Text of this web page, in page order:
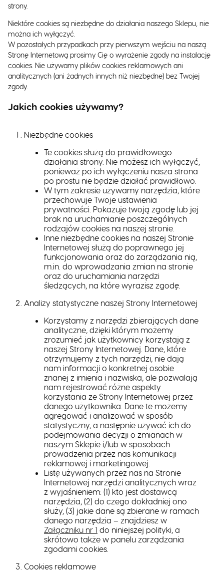
strony.
Niektóre cookies są niezbędne do działania naszego Sklepu, nie
można ich wyłączyć.
W pozostałych przypadkach przy pierwszym wejściu na naszą
Stronę Internetową prosimy Cię o wyrażenie zgody na instalację
cookies. Nie używamy plików cookies reklamowych ani
analitycznych (ani żadnych innych niż niezbędne) bez Twojej
zgody.
Jakich cookies używamy?
Niezbędne cookies
Te cookies służą do prawidłowego
działania strony. Nie możesz ich wyłączyć,
ponieważ po ich wyłączeniu nasza strona
po prostu nie będzie działać prawidłowo.
W tym zakresie używamy narzędzia, które
przechowuje Twoje ustawienia
prywatności. Pokazuje twoją zgodę lub jej
brak na uruchamianie poszczególnych
rodzajów cookies na naszej stronie.
Inne niezbędne cookies na naszej Stronie
Internetowej służą do poprawnego jej
funkcjonowania oraz do zarządzania nią,
m.in. do wprowadzania zmian na stronie
oraz do uruchamiania narzędzi
śledzących, na które wyrazisz zgodę.
Analizy statystyczne naszej Strony Internetowej
Korzystamy z narzędzi zbierających dane
analityczne, dzięki którym możemy
zrozumieć jak użytkownicy korzystają z
naszej Strony Internetowej. Dane, które
otrzymujemy z tych narzędzi, nie dają
nam informacji o konkretnej osobie
znanej z imienia i nazwiska, ale pozwalają
nam rejestrować różne aspekty
korzystania ze Strony Internetowej przez
danego użytkownika. Dane te możemy
agregować i analizować w sposób
statystyczny, a następnie używać ich do
podejmowania decyzji o zmianach w
naszym Sklepie i/lub w sposobach
prowadzenia przez nas komunikacji
reklamowej i marketingowej.
Listę używanych przez nas na Stronie
Internetowej narzędzi analitycznych wraz
z wyjaśnieniem: (1) kto jest dostawcą
narzędzia, (2) do czego dokładniej ono
służy, (3) jakie dane są zbierane w ramach
danego narzędzia – znajdziesz w
Załączniku nr 1 do niniejszej polityki, a
skrótowo także w panelu zarządzania
zgodami cookies.
Cookies reklamowe